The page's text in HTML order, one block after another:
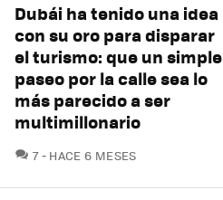
Dubái ha tenido una idea
con su oro para disparar
el turismo: que un simple
paseo por la calle sea lo
más parecido a ser
multimillonario
7COMENTARIOS
HACE 6 MESES